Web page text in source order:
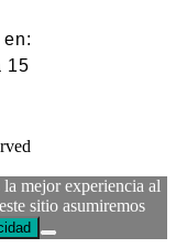
15
mejor experiencia al
sitio asumiremos